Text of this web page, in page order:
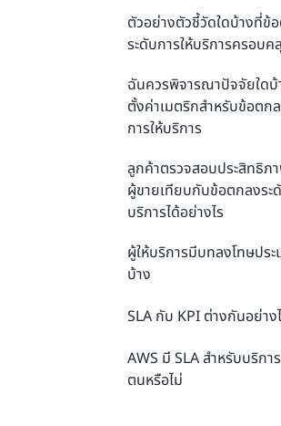
ตัวอย่างตัวชี้วัดใดบ้างที่ข้
ระดับการให้บริการครอบค
ฉันควรพิจารณาปัจจัยใดบ้
ตั้งค่าเมตริกสำหรับข้อตก
การให้บริการ
ลูกค้าตรวจสอบประสิทธิภ
ผู้ขายเทียบกับข้อตกลงระ
บริการได้อย่างไร
ผู้ให้บริการมีบทลงโทษประ
บ้าง
SLA กับ KPI ต่างกันอย่าง
AWS มี SLA สำหรับบริกา
ตนหรือไม่